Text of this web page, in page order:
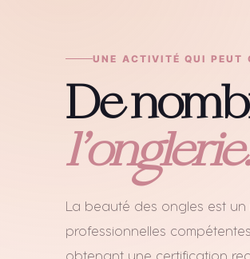
UNE ACTIVITÉ QUI PEUT
De
l’onglerie.
La beauté des ongles est
professionnelles